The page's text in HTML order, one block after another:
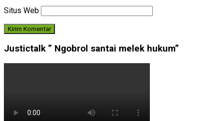
Situs Web
Justictalk ” Ngobrol santai melek hukum”